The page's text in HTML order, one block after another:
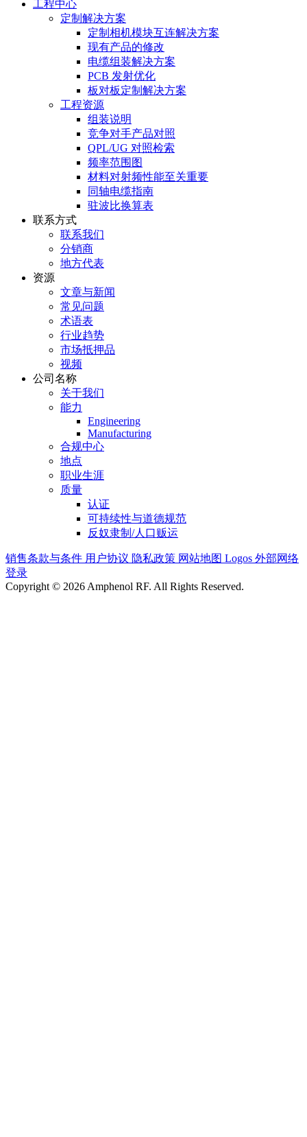
工程中心
定制解决方案
定制相机模块互连解决方案
现有产品的修改
电缆组装解决方案
PCB 发射优化
板对板定制解决方案
工程资源
组装说明
竞争对手产品对照
QPL/UG 对照检索
频率范围图
材料对射频性能至关重要
同轴电缆指南
驻波比换算表
联系方式
联系我们
分销商
地方代表
资源
文章与新闻
常见问题
术语表
行业趋势
市场抵押品
视频
公司名称
关于我们
能力
Engineering
Manufacturing
合规中心
地点
职业生涯
质量
认证
可持续性与道德规范
反奴隶制/人口贩运
销售条款与条件 用户协议 隐私政策 网站地图 Logos 外部网络
登录
Copyright © 2026 Amphenol RF. All Rights Reserved.